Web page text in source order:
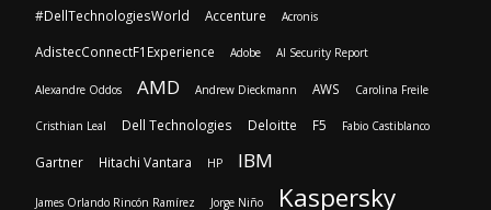
#DellTechnologiesWorld Accenture Acronis
AdistecConnectF1Experience Adobe AI Security Report
Alexandre Oddos AMD Andrew Dieckmann AWS Carolina Freile
Cristhian Leal Dell Technologies Deloitte F5 Fabio Castiblanco
Gartner Hitachi Vantara HP IBM
James Orlando Rincón Ramírez Jorge Niño Kaspersky